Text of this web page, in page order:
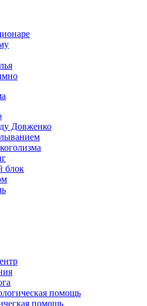
Довженко
блок
помощь
помощь